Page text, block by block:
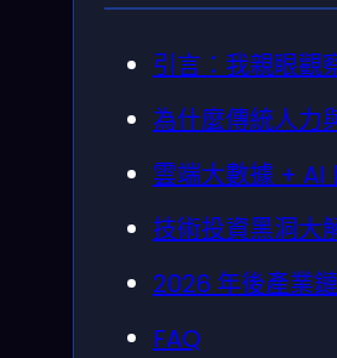
引言：我親眼觀
為什麼傳統人力
雲端大數據 + AI
技術投資黑洞大
2026 年後產業
FAQ